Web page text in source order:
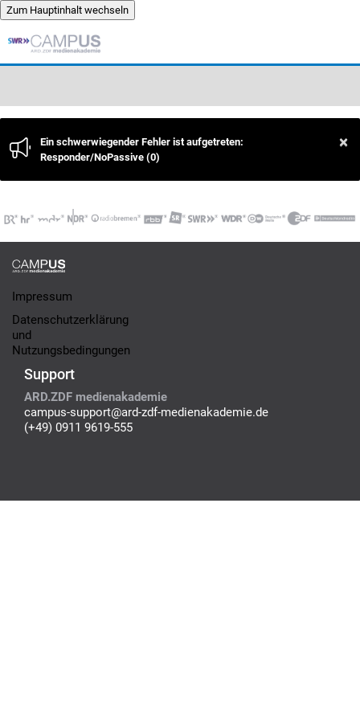
Zum Hauptinhalt wechseln
Zum Hauptinhalt wechseln
× ×
Ein schwerwiegender Fehler ist aufgetreten:
Responder/NoPassive (0)
Impressum
Datenschutzerklärung
und
Nutzungsbedingungen
Support
ARD.ZDF medienakademie
campus-support@ard-zdf-medienakademie.de
(+49) 0911 9619-555